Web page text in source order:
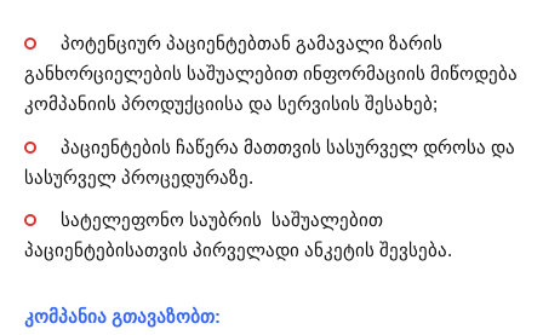
პოტენციურ პაციენტებთან გამავალი ზარის
განხორციელების საშუალებით ინფორმაციის მიწოდება
კომპანიის პროდუქციისა და სერვისის შესახებ;
პაციენტების ჩაწერა მათთვის სასურველ დროსა და
სასურველ პროცედურაზე.
სატელეფონო საუბრის საშუალებით
პაციენტებისათვის პირველადი ანკეტის შევსება.
კომპანია გთავაზობთ: